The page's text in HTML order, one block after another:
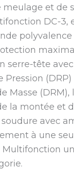
meulage et de
DC-3,
polyvalence
serre-tête
Pression
Masse (DRM),
la montée et
soudure avec
à une
Multifonction